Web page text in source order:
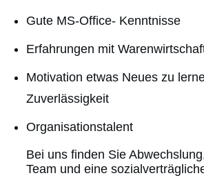
Gute MS-Office- Kenntnisse
Erfahrungen mit
Motivation etwas Neues zu
Zuverlässigkeit
Organisationstalent
Bei uns finden Sie
Team und eine